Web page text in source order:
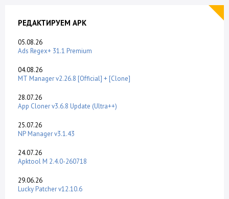
РЕДАКТИРУЕМ APK
05.08.26
Ads Regex+ 31.1 Premium
04.08.26
MT Manager v2.26.8 [Official] + [Clone]
28.07.26
App Cloner v3.6.8 Update (Ultra++)
25.07.26
NP Manager v3.1.43
24.07.26
Apktool M 2.4.0-260718
29.06.26
Lucky Patcher v12.10.6